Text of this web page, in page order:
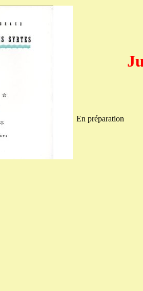
En préparation